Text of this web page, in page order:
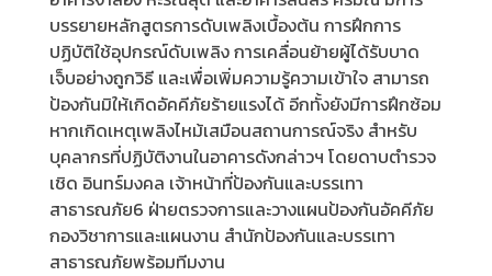
บรรยายหลักสูตรการดับเพลิงเบื้องต้น การฝึกการ
ปฏิบัติใช้อุปกรณ์ดับเพลิง การเคลื่อนย้ายผู้ได้รับบาด
เจ็บอย่างถูกวิธี และเพื่อเพิ่มความรู้ความเข้าใจ สามารถ
ป้องกันมิให้เกิดอัคคีภัยร้ายแรงได้ อีกทั้งยังมีการฝึกซ้อม
หากเกิดเหตุเพลิงไหม้เสมือนสถานการณ์จริง สำหรับ
บุคลากรที่ปฏิบัติงานในอาคารดังกล่าวฯ โดยดาบตำรวจ
เชิด อินทร์มงคล เจ้าหน้าที่ป้องกันและบรรเทา
สาธารณภัย6 ฝ่ายตรวจการและวางแผนป้องกันอัคคีภัย
กองวิชาการและแผนงาน สำนักป้องกันและบรรเทา
สาธารณภัยพร้อมทีมงาน